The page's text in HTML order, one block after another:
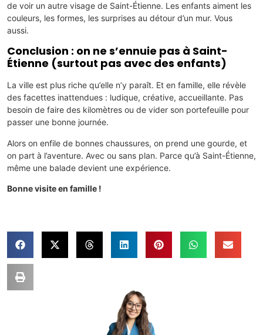
de voir un autre visage de Saint-Étienne. Les enfants aiment les
couleurs, les formes, les surprises au détour d’un mur. Vous
aussi.
Conclusion : on ne s’ennuie pas à Saint-
Étienne (surtout pas avec des enfants)
La ville est plus riche qu’elle n’y paraît. Et en famille, elle révèle
des facettes inattendues : ludique, créative, accueillante. Pas
besoin de faire des kilomètres ou de vider son portefeuille pour
passer une bonne journée.
Alors on enfile de bonnes chaussures, on prend une gourde, et
on part à l’aventure. Avec ou sans plan. Parce qu’à Saint-Étienne,
même une balade devient une expérience.
Bonne visite en famille !